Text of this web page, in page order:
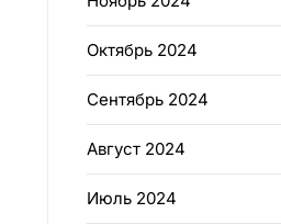
Октябрь 2024
Сентябрь 2024
Август 2024
Июль 2024